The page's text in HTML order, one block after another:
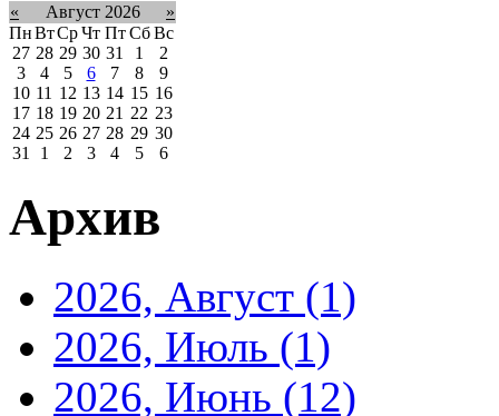
« Август 2026
»
ПнВтСрЧт Пт Сб Вс
27 28 29 30 31 1
2
3
4 5 6 7 8
9
10 11 12 13 14 15 16
17 18 19 20 21 22 23
24 25 26 27 28 29 30
31
1 2 3 4 5 6
Архив
2026, Август (1)
2026, Июль (1)
2026, Июнь (12)